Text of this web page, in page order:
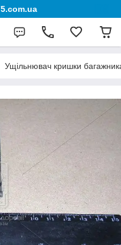
Ущільнювач кришки